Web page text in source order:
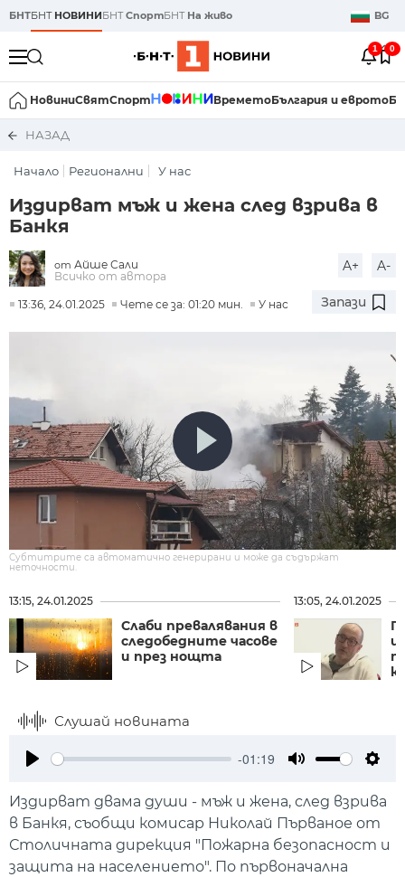
БНТБНТ НОВИНИБНТСпортБНТ На живо BG
1 0
НовиниСвятСпорт ВреметоБългария и еврото
НАЗАД
Начало Регионални У нас
Издирват мъж и жена след взрива в
Банкя
от Айше Сали
Всичко от автора
A+ A-
13:36, 24.01.2025 Чете се за: 01:20 мин. У нас Запази
Субтитрите са автоматично генерирани и може да съдържат
неточности.
13:15, 24.01.2025
Слаби превалявания в
следобедните часове
и през нощта
13:05, 24.01.2025
Слушай новината
-01:19
Издирват двама души - мъж и жена, след взрива
в Банкя, съобщи комисар Николай Първаное от
Столичната дирекция "Пожарна безопасност и
защита на населението". По първоначална